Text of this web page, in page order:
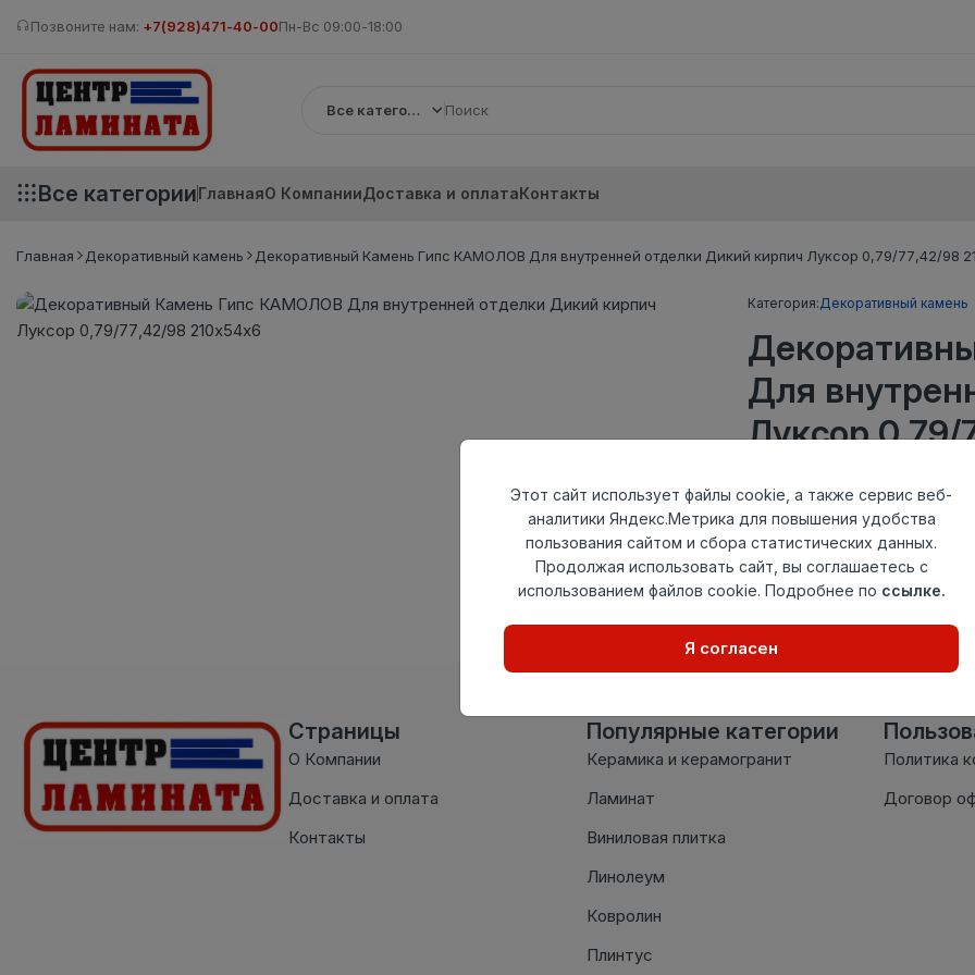
Позвоните нам: +7(928)471-40-00Пн-Вс 09:00-18:00
Все категории
Все категорииГлавнаяО КомпанииДоставка и оплатаКонтакты
Главная Декоративный камень Декоративный Камень Гипс КАМОЛОВ Для внутренней отделки Дикий кирпич Луксор 0,79/77,42/98
Категория: Декоративный камень
Для
Луксор 0,79/
Нет в наличии
Внимание! Внешний вид
настоящем сайте.
комплектации в момент
Страницы
О Компании
Доставка и оплата
Контакты
Популярные категории
Керамика и керамогранит
Ламинат
Виниловая плитка
Линолеум
Ковролин
Плинтус
Политика
Договор
Этот сайт использует файлы cookie, а также сервис веб-
аналитики Яндекс.Метрика для повышения удобства
пользования сайтом и сбора статистических данных.
Продолжая использовать сайт, вы соглашаетесь с
использованием файлов cookie. Подробнее по ссылке.
Я согласен